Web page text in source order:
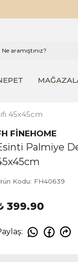
45x45cm
FİNEHOME
Palmiye
Kodu: FH40639
399.90
: